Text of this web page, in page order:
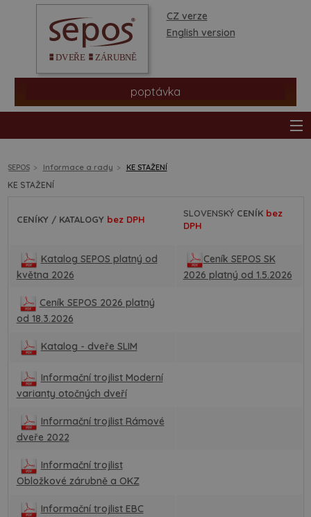
CZ verze
English version
poptávka
informace a rady
SEPOS Informace a rady KE STAŽENÍ
KE STAŽENÍ
CENÍKY / KATALOGY bez DPH
SLOVENSKÝ CENÍK bez
DPH
Katalog SEPOS platný od
května 2026
Ceník SEPOS SK
2026 platný od 1.5.2026
Ceník SEPOS 2026 platný
od 18.3.2026
Katalog - dveře SLIM
Informační trojlist Moderní
varianty otočných dveří
Informační trojlist Rámové
dveře 2022
Informační trojlist
Obložkové zárubně a OKZ
Informační trojlist EBC